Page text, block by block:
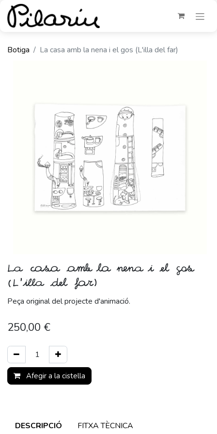
Botiga La casa amb la nena i el gos (L'illa del far)
La casa amb la nena i el gos
(L'illa del far)
Peça original del projecte d'animació.
250,00 €
Afegir a la cistella
DESCRIPCIÓ FITXA TÈCNICA